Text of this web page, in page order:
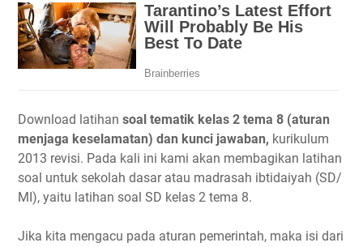
Download latihan soal tematik kelas 2 tema 8 (aturan
menjaga keselamatan) dan kunci jawaban, kurikulum
2013 revisi. Pada kali ini kami akan membagikan latihan
soal untuk sekolah dasar atau madrasah ibtidaiyah (SD/
MI), yaitu latihan soal SD kelas 2 tema 8.
Jika kita mengacu pada aturan pemerintah, maka isi dari